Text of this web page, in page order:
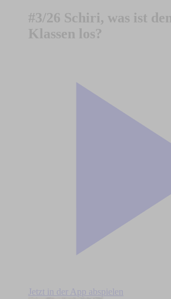
#3/26 Schiri, was ist
Klassen los?
Jetzt in der App abspielen